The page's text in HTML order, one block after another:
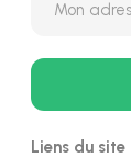
Liens du site